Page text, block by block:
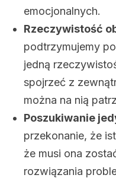
emocjonalnych.
Rzeczywistość
podtrzymujemy
jedną
spojrzeć z
można na nią
Poszukiwanie
przekonanie, że
że musi ona
rozwiązania